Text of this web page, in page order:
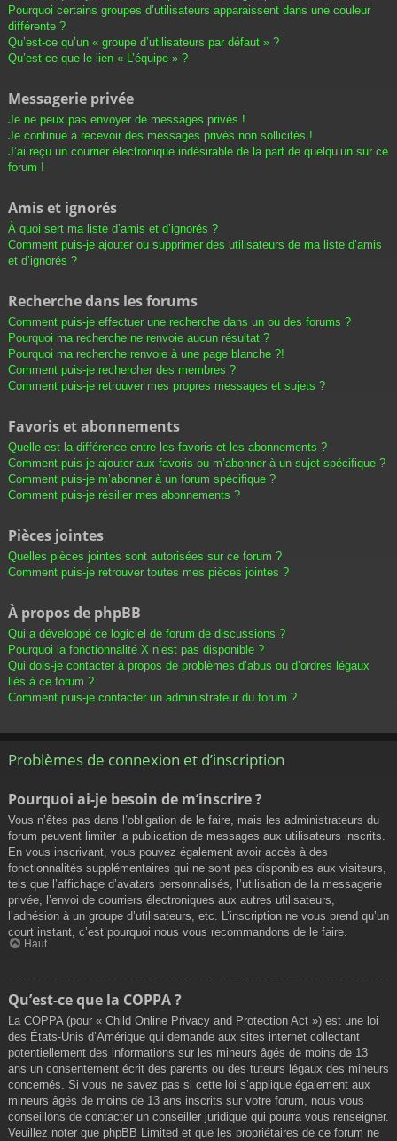
Pourquoi certains groupes d’utilisateurs apparaissent dans une couleur
différente ?
Qu’est-ce qu’un « groupe d’utilisateurs par défaut » ?
Qu’est-ce que le lien « L’équipe » ?
Messagerie privée
Je ne peux pas envoyer de messages privés !
Je continue à recevoir des messages privés non sollicités !
J’ai reçu un courrier électronique indésirable de la part de quelqu’un sur ce
forum !
Amis et ignorés
À quoi sert ma liste d’amis et d’ignorés ?
Comment puis-je ajouter ou supprimer des utilisateurs de ma liste d’amis
et d’ignorés ?
Recherche dans les forums
Comment puis-je effectuer une recherche dans un ou des forums ?
Pourquoi ma recherche ne renvoie aucun résultat ?
Pourquoi ma recherche renvoie à une page blanche ?!
Comment puis-je rechercher des membres ?
Comment puis-je retrouver mes propres messages et sujets ?
Favoris et abonnements
Quelle est la différence entre les favoris et les abonnements ?
Comment puis-je ajouter aux favoris ou m’abonner à un sujet spécifique ?
Comment puis-je m’abonner à un forum spécifique ?
Comment puis-je résilier mes abonnements ?
Pièces jointes
Quelles pièces jointes sont autorisées sur ce forum ?
Comment puis-je retrouver toutes mes pièces jointes ?
À propos de phpBB
Qui a développé ce logiciel de forum de discussions ?
Pourquoi la fonctionnalité X n’est pas disponible ?
Qui dois-je contacter à propos de problèmes d’abus ou d’ordres légaux
liés à ce forum ?
Comment puis-je contacter un administrateur du forum ?
Problèmes de connexion et d’inscription
Pourquoi ai-je besoin de m’inscrire ?
Vous n’êtes pas dans l’obligation de le faire, mais les administrateurs du
forum peuvent limiter la publication de messages aux utilisateurs inscrits.
En vous inscrivant, vous pouvez également avoir accès à des
fonctionnalités supplémentaires qui ne sont pas disponibles aux visiteurs,
tels que l’affichage d’avatars personnalisés, l’utilisation de la messagerie
privée, l’envoi de courriers électroniques aux autres utilisateurs,
l’adhésion à un groupe d’utilisateurs, etc. L’inscription ne vous prend qu’un
court instant, c’est pourquoi nous vous recommandons de le faire.
Haut
Qu’est-ce que la COPPA ?
La COPPA (pour « Child Online Privacy and Protection Act ») est une loi
des États-Unis d’Amérique qui demande aux sites internet collectant
potentiellement des informations sur les mineurs âgés de moins de 13
ans un consentement écrit des parents ou des tuteurs légaux des mineurs
concernés. Si vous ne savez pas si cette loi s’applique également aux
mineurs âgés de moins de 13 ans inscrits sur votre forum, nous vous
conseillons de contacter un conseiller juridique qui pourra vous renseigner.
Veuillez noter que phpBB Limited et que les propriétaires de ce forum ne